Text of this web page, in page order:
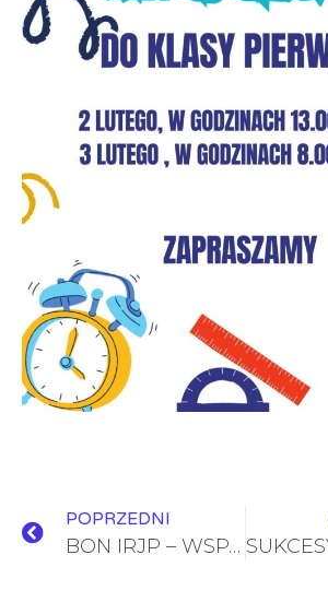
POPRZEDNI
BON IRJP – WSPARCIE DLA POLONIJNYCH PRZEDSZKOLAKÓW, UCZNIÓW I NAUCZYCIELI